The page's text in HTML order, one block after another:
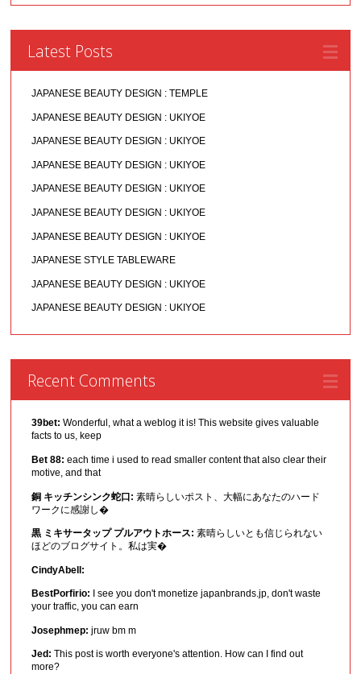
Latest Posts
JAPANESE BEAUTY DESIGN : TEMPLE
JAPANESE BEAUTY DESIGN : UKIYOE
JAPANESE BEAUTY DESIGN : UKIYOE
JAPANESE BEAUTY DESIGN : UKIYOE
JAPANESE BEAUTY DESIGN : UKIYOE
JAPANESE BEAUTY DESIGN : UKIYOE
JAPANESE BEAUTY DESIGN : UKIYOE
JAPANESE STYLE TABLEWARE
JAPANESE BEAUTY DESIGN : UKIYOE
JAPANESE BEAUTY DESIGN : UKIYOE
Recent Comments
39bet: Wonderful, what a weblog it is! This website gives valuable
facts to us, keep
Bet 88: each time i used to read smaller content that also clear their
motive, and that
銅 キッチンシンク蛇口: 素晴らしいポスト、大幅にあなたのハード
ワークに感謝し�
黒 ミキサータップ プルアウトホース: 素晴らしいとも信じられない
ほどのブログサイト。私は実�
CindyAbell:
BestPorfirio:
I see you don't monetize japanbrands.jp, don't waste
your traffic, you can earn
Josephmep: jruw bm m
Jed: This post is worth everyone's attention. How can I find out
more?